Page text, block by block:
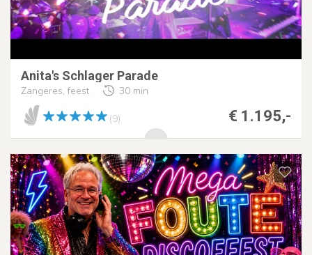
Anita's Schlager Parade
Zangeres, feest 30 min
€ 1.195,-
(9)